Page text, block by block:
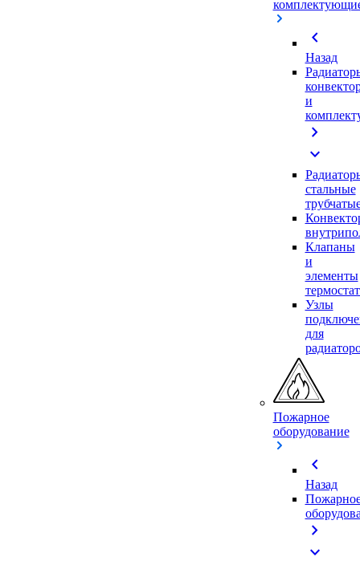
chevron_left
Назад
и
chevron_right
expand_more
стальные
Клапаны
и
элементы
Узлы
для
Пожарное
оборудование
chevron_left
Назад
chevron_right
expand_more